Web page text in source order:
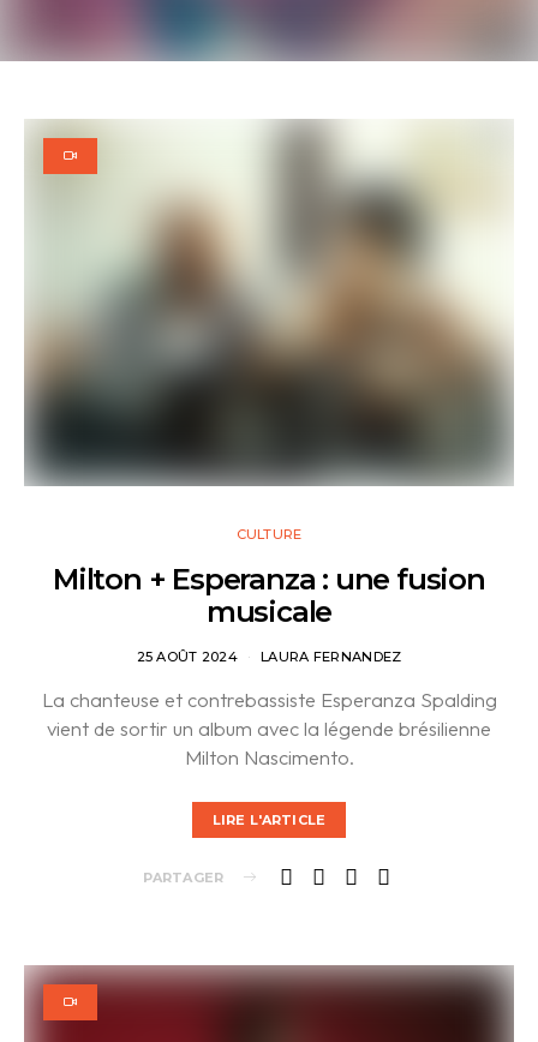
CULTURE
Milton + Esperanza : une fusion
musicale
25 AOÛT 2024 LAURA FERNANDEZ
La chanteuse et contrebassiste Esperanza Spalding
vient de sortir un album avec la légende brésilienne
Milton Nascimento.
LIRE L'ARTICLE
PARTAGER